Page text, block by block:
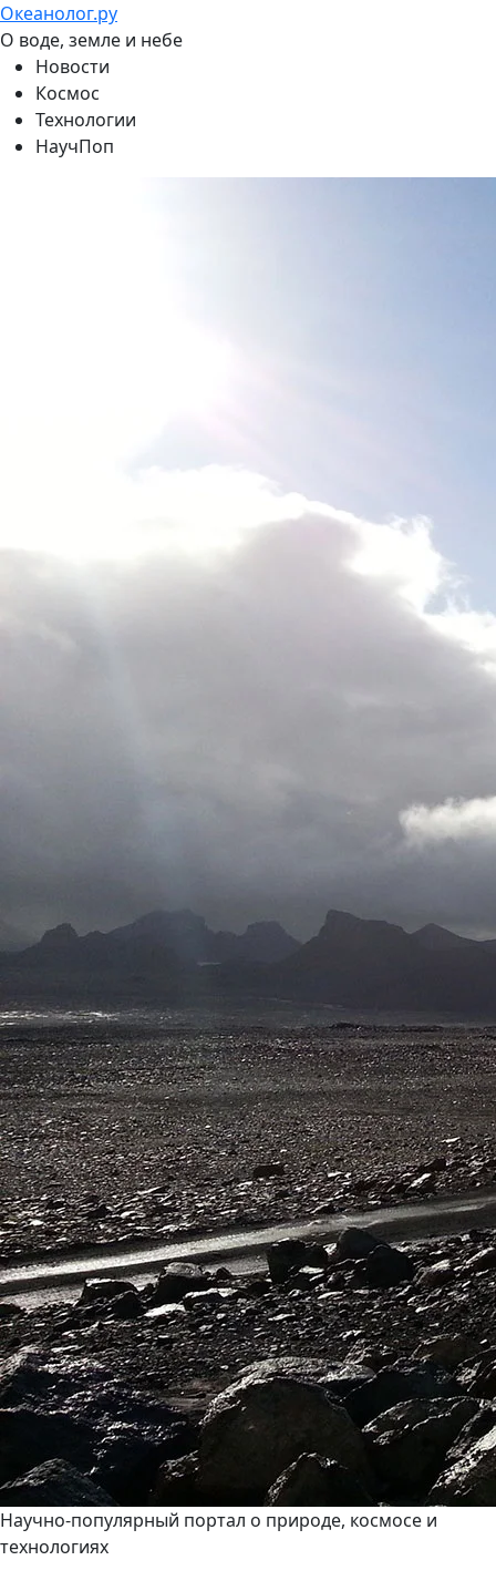
Океанолог.ру
О воде, земле и небе
Новости
Космос
Технологии
НаучПоп
Научно-популярный портал о природе, космосе и
технологиях